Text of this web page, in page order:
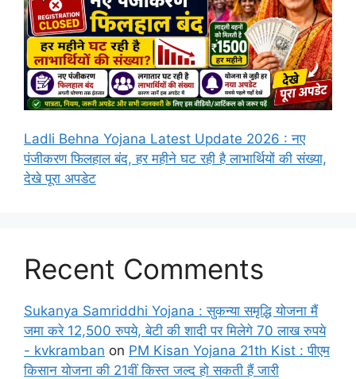
Ladli Behna Yojana Latest Update 2026 : नए
पंजीकरण फिलहाल बंद, हर महीने घट रही है लाभार्थियों की संख्या,
देखे पूरा अपडेट
Recent Comments
Sukanya Samriddhi Yojana : सुकन्या समृद्धि योजना मैं
जमा करे 12,500 रुपये, बेटी की शादी पर मिलेगे 70 लाख रुपये
- kvkramban on PM Kisan Yojana 21th Kist : पीएम
किसान योजना की 21वीं किस्त जल्द हो सकती हैं जारी